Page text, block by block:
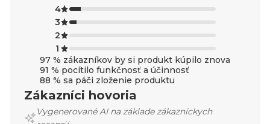
4
3
2
1
97 % zákazníkov by si produkt kúpilo znova
91 % pocítilo funkčnosť a účinnosť
88 % sa páči zloženie produktu
Zákazníci hovoria
Vygenerované AI na základe zákazníckych